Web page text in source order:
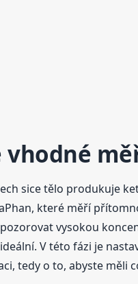
vhodné
sice tělo produkuje
které měří
vysokou
V této fázi je
tedy o to, abyste měli